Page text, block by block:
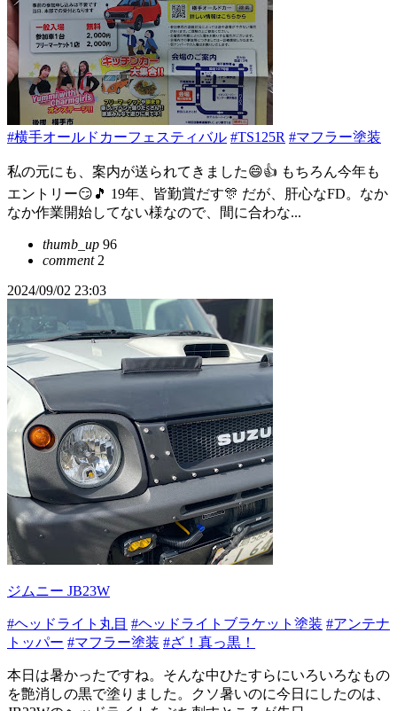
#横手オールドカーフェスティバル #TS125R #マフラー塗装
私の元にも、案内が送られてきました😄👍 もちろん今年も
エントリー😏🎵 19年、皆勤賞だす🎊 だが、肝心なFD。なか
なか作業開始してない様なので、間に合わな...
thumb_up 96
comment2
2024/09/02 23:03
ジムニー JB23W
#ヘッドライト丸目 #ヘッドライトブラケット塗装 #アンテナ
トッパー #マフラー塗装 #ざ！真っ黒！
本日は暑かったですね。そんな中ひたすらにいろいろなもの
を艶消しの黒で塗りました。クソ暑いのに今日にしたのは、